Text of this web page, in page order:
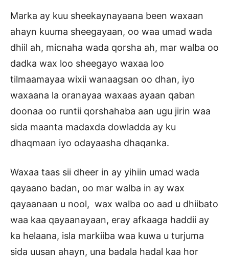
Marka ay kuu sheekaynayaana been waxaan
ahayn kuuma sheegayaan, oo waa umad wada
dhiil ah, micnaha wada qorsha ah, mar walba oo
dadka wax loo sheegayo waxaa loo
tilmaamayaa wixii wanaagsan oo dhan, iyo
waxaana la oranayaa waxaas ayaan qaban
doonaa oo runtii qorshahaba aan ugu jirin waa
sida maanta madaxda dowladda ay ku
dhaqmaan iyo odayaasha dhaqanka.
Waxaa taas sii dheer in ay yihiin umad wada
qayaano badan, oo mar walba in ay wax
qayaanaan u nool, wax walba oo aad u dhiibato
waa kaa qayaanayaan, eray afkaaga haddii ay
ka helaana, isla markiiba waa kuwa u turjuma
sida uusan ahayn, una badala hadal kaa hor